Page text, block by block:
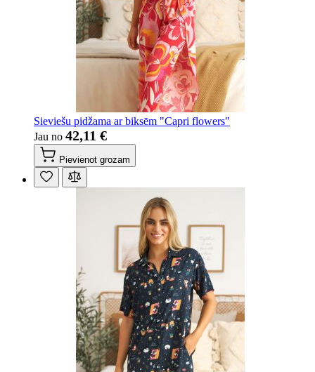
Sieviešu pidžama ar biksēm "Capri flowers"
Jau no 42,11 €
Pievienot grozam